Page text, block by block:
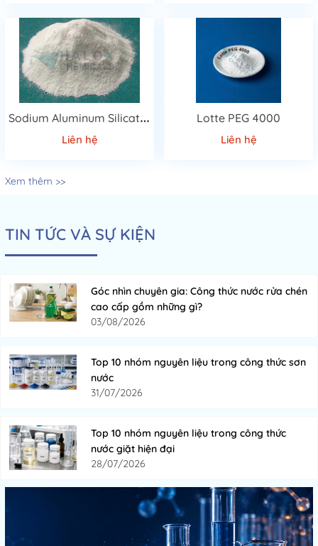
S
odium Aluminum Silicate 4A(4A ZEOLITE)
Liên hệ
Lotte PEG 4000
Liên hệ
Xem thêm >>
TIN TỨC VÀ SỰ KIỆN
Góc nhìn chuyên gia: Công thức nước rửa chén
cao cấp gồm những gì?
03/08/2026
Top 10 nhóm nguyên liệu trong công thức sơn
nước
31/07/2026
Top 10 nhóm nguyên liệu trong công thức
nước giặt hiện đại
28/07/2026